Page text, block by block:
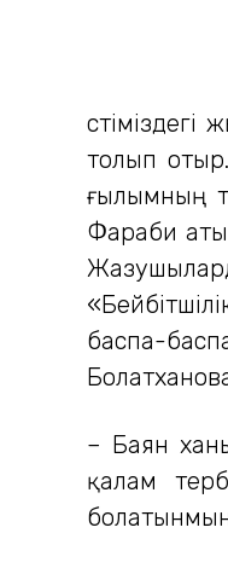
толып
ғылымның
Фараби
баспа-
– Баян
қалам